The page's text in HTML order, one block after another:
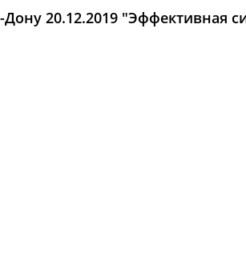
20.12.2019 "Эффективная